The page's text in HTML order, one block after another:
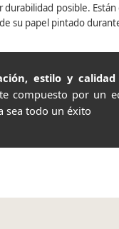
posible.
su papel pintado
estilo y
compuesto por un
sea todo un éxito